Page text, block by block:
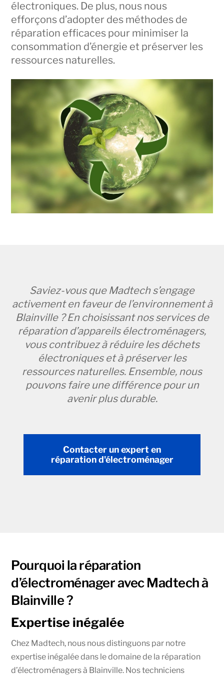
électroniques. De plus, nous nous
efforçons d’adopter des méthodes de
réparation efficaces pour minimiser la
consommation d’énergie et préserver les
ressources naturelles.
Saviez-vous que Madtech s’engage
activement en faveur de l’environnement à
Blainville ? En choisissant nos services de
réparation d’appareils électroménagers,
vous contribuez à réduire les déchets
électroniques et à préserver les
ressources naturelles. Ensemble, nous
pouvons faire une différence pour un
avenir plus durable.
Contacter un expert en
réparation d'électroménager
Pourquoi la réparation
d’électroménager avec Madtech à
Blainville ?
Expertise inégalée
Chez Madtech, nous nous distinguons par notre
expertise inégalée dans le domaine de la réparation
d’électroménagers à Blainville. Nos techniciens